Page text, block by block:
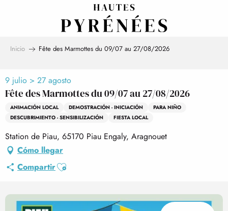
Inicio Fête des Marmottes du 09/07 au 27/08/2026
9 julio > 27 agosto
Fête des Marmottes du 09/07 au 27/08/2026
ANIMACIÓN LOCAL DEMOSTRACIÓN - INICIACIÓN
PARA NIÑO
DESCUBRIMIENTO - SENSIBILIZACIÓN
FIESTA LOCAL
Station de Piau, 65170 Piau Engaly, Aragnouet
Cómo llegar
CompartirAjouter aux favoris